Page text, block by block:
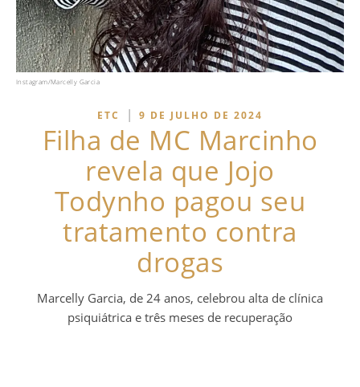
Instagram/Marcelly Garcia
ETC | 9 DE JULHO DE 2024
Filha de MC Marcinho
revela que Jojo
Todynho pagou seu
tratamento contra
drogas
Marcelly Garcia, de 24 anos, celebrou alta de clínica
psiquiátrica e três meses de recuperação